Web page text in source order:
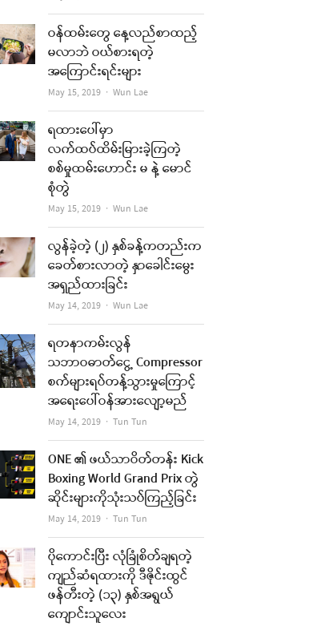
ဝန်ထမ်းတွေ နေ့လည်စာထည့်
မလာဘဲ ဝယ်စားရတဲ့
အကြောင်းရင်းများ
May 15, 2019 Author
Wun Lae
ရထားပေါ်မှာ
လက်ထပ်ထိမ်းမြားခဲ့ကြတဲ့
စစ်မှုထမ်းဟောင်း မ နဲ့ မောင်
စုံတွဲ
May 15, 2019 Author
Wun Lae
လွန်ခဲ့တဲ့ (၂) နှစ်ခန့်ကတည်းက
ခေတ်စားလာတဲ့ နှာခေါင်းမွေး
အရှည်ထားခြင်း
May 14, 2019 Author
Wun Lae
ရတနာကမ်းလွန်
သဘာဝဓာတ်ငွေ့ Compressor
စက်များရပ်တန့်သွားမှုကြောင့်
အရေးပေါ်ဝန်အားလျော့မည်
May 14, 2019 Author
Tun Tun
ONE ၏ ဖယ်သာဝိတ်တန်း Kick
Boxing World Grand Prix တွဲ
ဆိုင်းများကိုသုံးသပ်ကြည့်ခြင်း
May 14, 2019 Author
Tun Tun
ပိုကောင်းပြီး လုံခြုံစိတ်ချရတဲ့
ကျည်ဆံရထားကို ဒီဇိုင်းထွင်
ဖန်တီးတဲ့ (၁၃) နှစ်အရွယ်
ကျောင်းသူလေး